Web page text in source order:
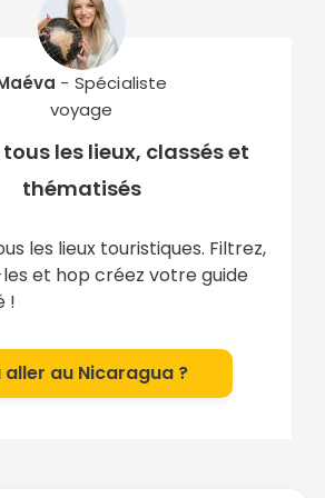
- Spécialiste
voyage
tous les lieux, classés et
thématisés
les lieux touristiques. Filtrez,
et hop créez votre guide
!
aller au Nicaragua ?